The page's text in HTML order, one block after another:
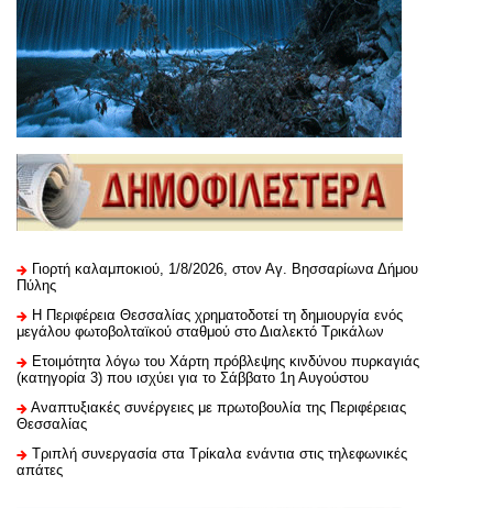
Γιορτή καλαμποκιού, 1/8/2026, στον Αγ. Βησσαρίωνα Δήμου
Πύλης
H Περιφέρεια Θεσσαλίας χρηματοδοτεί τη δημιουργία ενός
μεγάλου φωτοβολταϊκού σταθμού στο Διαλεκτό Τρικάλων
Ετοιμότητα λόγω του Χάρτη πρόβλεψης κινδύνου πυρκαγιάς
(κατηγορία 3) που ισχύει για το Σάββατο 1η Αυγούστου
Αναπτυξιακές συνέργειες με πρωτοβουλία της Περιφέρειας
Θεσσαλίας
Τριπλή συνεργασία στα Τρίκαλα ενάντια στις τηλεφωνικές
απάτες